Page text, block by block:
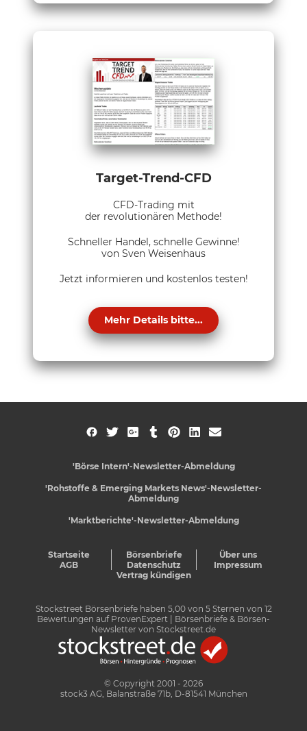
Target-Trend-CFD
CFD-Trading mit
der revolutionären Methode!
Schneller Handel, schnelle Gewinne!
von Sven Weisenhaus
Jetzt informieren und kostenlos testen!
Mehr Details bitte...
'Börse Intern'-Newsletter-Abmeldung
'Rohstoffe & Emerging Markets News'-Newsletter-
Abmeldung
'Marktberichte'-Newsletter-Abmeldung
Startseite Börsenbriefe
Über uns
AGB
Datenschutz
Impressum
Vertrag kündigen
Stockstreet Börsenbriefe haben 5,00von 5Sternen von 12
Bewertungen auf ProvenExpert
| Börsenbriefe & Börsen-
Newsletter von Stockstreet.de
© Copyright 2001 - 2026
stock3 AG, Balanstraße 71b, D-81541 München